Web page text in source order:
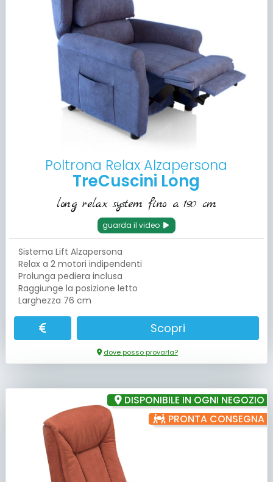
Poltrona Relax Alzapersona
TreCuscini Long
long relax system fino a 190 cm
guarda il video
Sistema Lift Alzapersona
Relax a 2 motori indipendenti
Prolunga pediera inclusa
Raggiunge la posizione letto
Larghezza 76 cm
Scopri
dove posso provarla?
DISPONIBILE IN OGNI NEGOZIO
PRONTA CONSEGNA